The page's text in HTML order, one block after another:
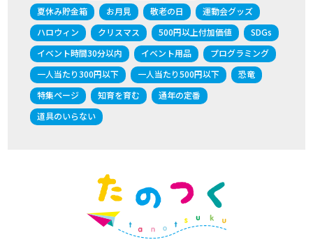
夏休み貯金箱
お月見 敬老の日
運動会グッズ
ハロウィン
クリスマス 500円以上付加価値
SDGs
イベント時間30分以内
イベント用品
プログラミング
一人当たり300円以下
一人当たり500円以下
恐竜
特集ページ
知育を育む
通年の定番
道具のいらない